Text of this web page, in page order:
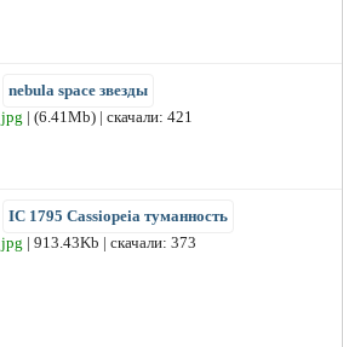
nebula space звезды
jpg | (6.41Mb) | скачали: 421
IC 1795 Cassiopeia туманность
jpg | 913.43Kb | скачали: 373